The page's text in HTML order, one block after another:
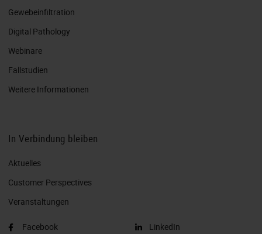
Gewebeinfiltration
Digital Pathology
Webinare
Fallstudien
Weitere Informationen
In Verbindung bleiben
Aktuelles
Customer Perspectives​
Veranstaltungen
Facebook
LinkedIn